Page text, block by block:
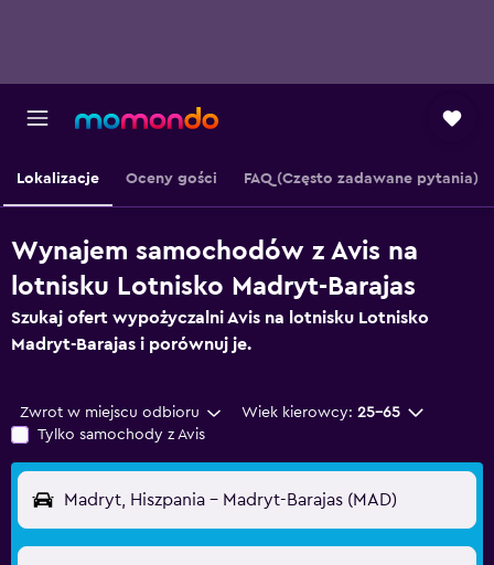
Lokalizacje Oceny gości FAQ (Często zadawane pytania)
Wynajem samochodów z Avis na
lotnisku Lotnisko Madryt-Barajas
Szukaj ofert wypożyczalni Avis na lotnisku Lotnisko
Madryt-Barajas i porównuj je.
Zwrot w miejscu odbioru Wiek kierowcy: 25-65
Tylko samochody z Avis
Madryt, Hiszpania - Madryt-Barajas (MAD)